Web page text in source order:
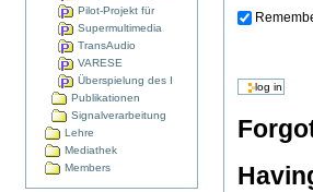
Pilot-Projekt für
Supermultimedia
TransAudio
VARESE
Überspielung des I
Publikationen
Signalverarbeitung
Lehre
Mediathek
Members